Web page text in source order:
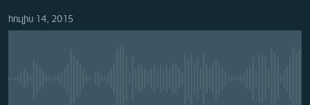
ՏՆՏԵՍՈՒԹՅՈՒՆ
հուլիս 14, 2015